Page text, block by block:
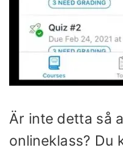
Är inte detta så
onlineklass? Du